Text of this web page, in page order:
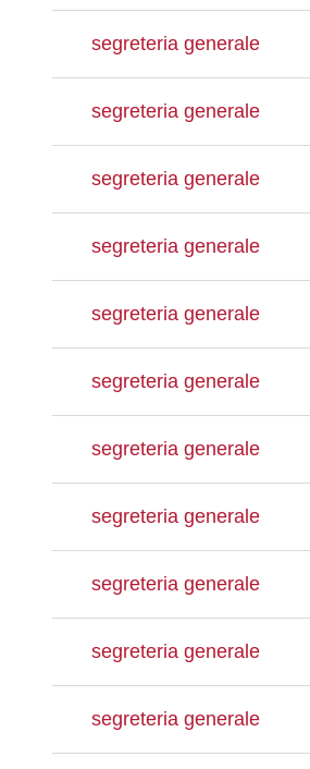
segreteria generale
segreteria generale
segreteria generale
segreteria generale
segreteria generale
segreteria generale
segreteria generale
segreteria generale
segreteria generale
segreteria generale
segreteria generale